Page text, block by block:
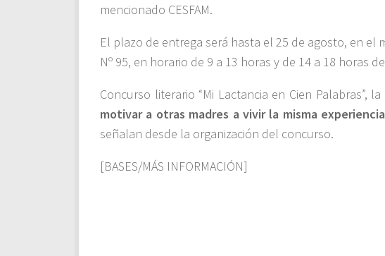
mencionado CESFAM.
El plazo de entrega será hasta el 25 de agosto, en
Nº 95, en horario de 9 a 13 horas y de 14 a 18 horas
Concurso literario “Mi Lactancia en Cien Palabras”,
motivar a otras madres a vivir la misma
señalan desde la organización del concurso.
[BASES/MÁS INFORMACIÓN]